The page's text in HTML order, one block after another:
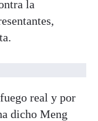
la
real y por
dicho Meng